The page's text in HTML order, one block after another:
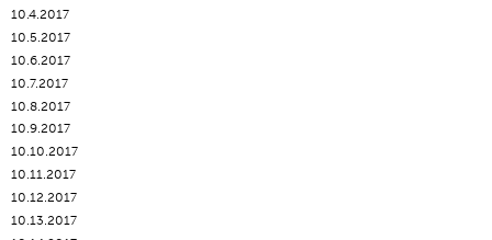
10.4.2017
10.5.2017
10.6.2017
10.7.2017
10.8.2017
10.9.2017
10.10.2017
10.11.2017
10.12.2017
10.13.2017